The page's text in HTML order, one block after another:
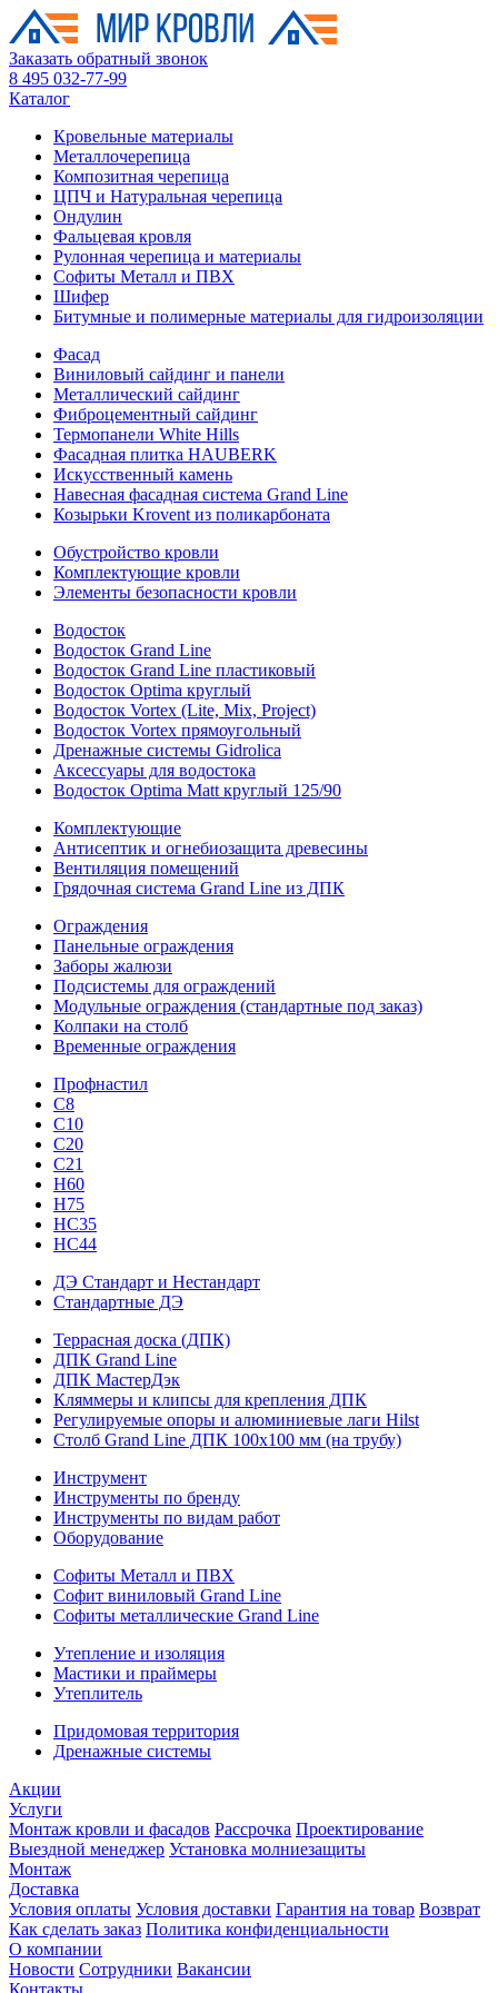
Заказать обратный звонок
8 495 032-77-99
Каталог
Кровельные материалы
Металлочерепица
Композитная черепица
ЦПЧ и Натуральная черепица
Ондулин
Фальцевая кровля
Рулонная черепица и материалы
Софиты Металл и ПВХ
Шифер
Битумные и полимерные материалы для гидроизоляции
Фасад
Виниловый сайдинг и панели
Металлический сайдинг
Фиброцементный сайдинг
Термопанели White Hills
Фасадная плитка HAUBERK
Искусственный камень
Навесная фасадная система Grand Line
Козырьки Krovent из поликарбоната
Обустройство кровли
Комплектующие кровли
Элементы безопасности кровли
Водосток
Водосток Grand Line
Водосток Grand Line пластиковый
Водосток Optima круглый
Водосток Vortex (Lite, Mix, Project)
Водосток Vortex прямоугольный
Дренажные системы Gidrolica
Аксессуары для водостока
Водосток Optima Matt круглый 125/90
Комплектующие
Антисептик и огнебиозащита древесины
Вентиляция помещений
Грядочная система Grand Line из ДПК
Ограждения
Панельные ограждения
Заборы жалюзи
Подсистемы для ограждений
Модульные ограждения (стандартные под заказ)
Колпаки на столб
Временные ограждения
Профнастил
С8
С10
С20
С21
H60
H75
HС35
НС44
ДЭ Стандарт и Нестандарт
Стандартные ДЭ
Террасная доска (ДПК)
ДПК Grand Line
ДПК МастерДэк
Кляммеры и клипсы для крепления ДПК
Регулируемые опоры и алюминиевые лаги Hilst
Столб Grand Line ДПК 100х100 мм (на трубу)
Инструмент
Инструменты по бренду
Инструменты по видам работ
Оборудование
Софиты Металл и ПВХ
Софит виниловый Grand Line
Софиты металлические Grand Line
Утепление и изоляция
Мастики и праймеры
Утеплитель
Придомовая территория
Дренажные системы
Акции
Услуги
Монтаж кровли и фасадов Рассрочка Проектирование
Выездной менеджер Установка молниезащиты
Монтаж
Доставка
Условия оплаты Условия доставки Гарантия на товар Возврат
Как сделать заказ Политика конфиденциальности
О компании
Новости Сотрудники Вакансии
Контакты